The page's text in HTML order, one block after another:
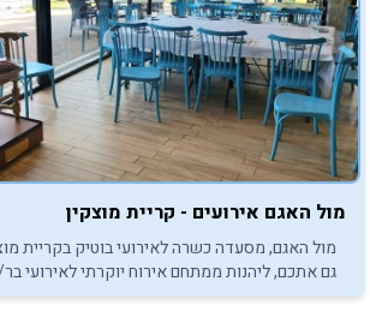
מול האגם אירועים - קריית מוצקין
מול האגם, מסעדה כשרה לאירועי בוטיק בקריית
גם אתכם, ליהנות ממתחם אירוח יוקרתי לאירועי
באווירה פסטורלית